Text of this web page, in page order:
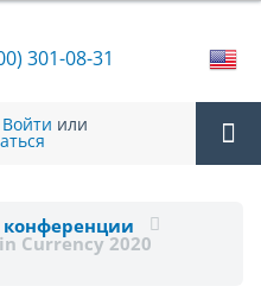
301-08-31
Войти или
Currency 2020